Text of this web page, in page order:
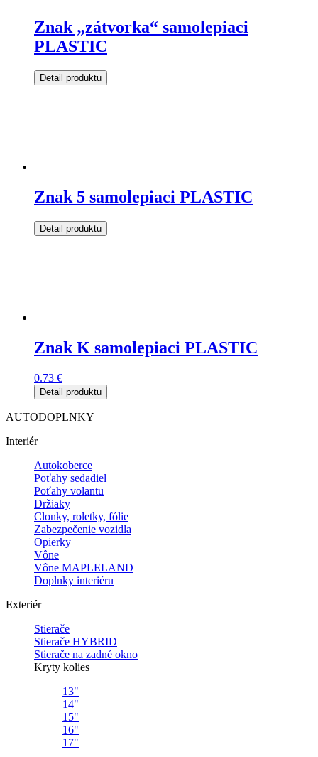
Znak „zátvorka“ samolepiaci
PLASTIC
Detail produktu
Znak 5 samolepiaci PLASTIC
Detail produktu
Znak K samolepiaci PLASTIC
0.73 €
Detail produktu
AUTODOPLNKY
Interiér
Autokoberce
Poťahy sedadiel
Poťahy volantu
Držiaky
Clonky, roletky, fólie
Zabezpečenie vozidla
Opierky
Vône
Vône MAPLELAND
Doplnky interiéru
Exteriér
Stierače
Stierače HYBRID
Stierače na zadné okno
Kryty kolies
13"
14"
15"
16"
17"